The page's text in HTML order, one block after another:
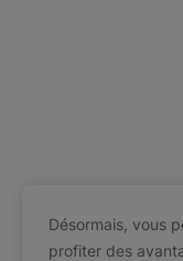
Désormais, vous
profiter des